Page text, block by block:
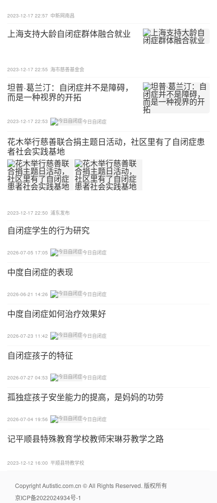
2023-12-17 22:57 中新网南昌
上海支持大龄自闭症群体融合就业
2023-12-17 22:55 海市慈善基金会
坦普·葛兰汀：自闭症并不是障碍，
而是一种视界的开拓
2023-12-17 22:53 今日自闭症
花木举行慈善联合捐主题日活动，社区里有了自闭症患
者社会实践基地
2023-12-17 22:50 浦东发布
自闭症学生的行为研究
2026-07-05 17:05 今日自闭症
中度自闭症的表现
2026-06-21 14:26 今日自闭症
中度自闭症如何治疗效果好
2026-07-23 11:42 今日自闭症
自闭症孩子的特征
2026-07-27 04:53 今日自闭症
孤独症孩子安坐能力的提高，是妈妈的功劳
2026-07-04 19:56 今日自闭症
记平顺县特殊教育学校教师宋琳芬教学之路
2023-12-12 16:00 平顺县特教学校
Copyright Autistic.com.cn © All Rights Reserved. 版权所有
京ICP备2022024934号-1